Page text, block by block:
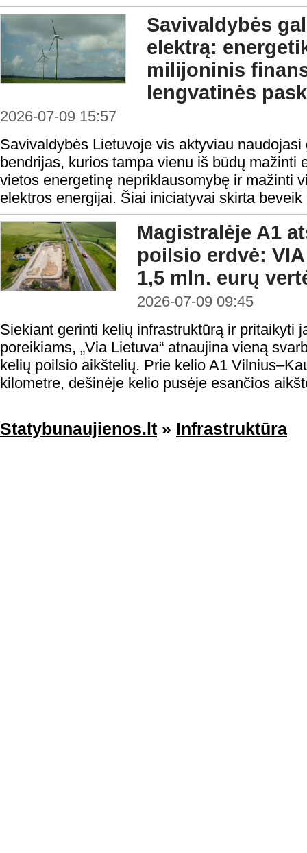
Savivaldybės
elektrą:
milijoninis
lengvatinės
2026-07-09 15:57
Savivaldybės Lietuvoje vis aktyviau
bendrijas, kurios tampa vienu iš būdų mažinti
vietos energetinę nepriklausomybę ir mažinti
elektros energijai. Šiai iniciatyvai skirta
Magistralėje A1
poilsio erdvė:
1,5 mln. eurų
2026-07-09 09:45
Siekiant gerinti kelių infrastruktūrą ir pritaikyti
poreikiams, „Via Lietuva“ atnaujina vieną
kelių poilsio aikštelių. Prie kelio A1
kilometre, dešinėje kelio pusėje esančios
Statybunaujienos.lt » Infrastruktūra